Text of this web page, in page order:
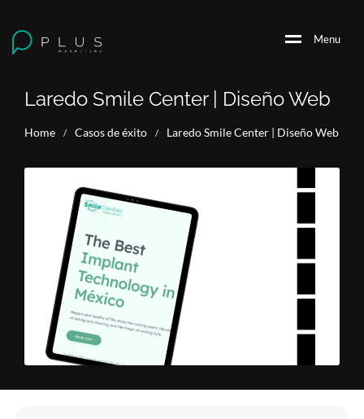
Menu
Laredo Smile Center | Diseño Web
Home / Casos de éxito / Laredo Smile Center | Diseño Web